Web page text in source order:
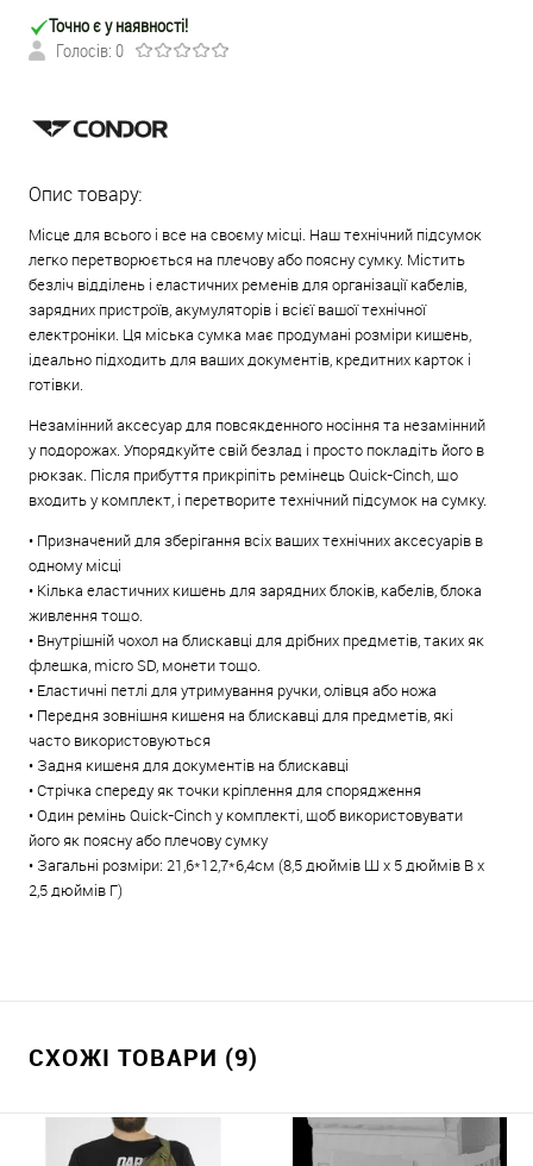
Точно є у наявності!
Голосів: 0
Опис товару:
Місце для всього і все на своєму місці. Наш технічний підсумок
легко перетворюється на плечову або поясну сумку. Містить
безліч відділень і еластичних ременів для організації кабелів,
зарядних пристроїв, акумуляторів і всієї вашої технічної
електроніки. Ця міська сумка має продумані розміри кишень,
ідеально підходить для ваших документів, кредитних карток і
готівки.
Незамінний аксесуар для повсякденного носіння та незамінний
у подорожах. Упорядкуйте свій безлад і просто покладіть його в
рюкзак. Після прибуття прикріпіть ремінець Quick-Cinch, що
входить у комплект, і перетворите технічний підсумок на сумку.
• Призначений для зберігання всіх ваших технічних аксесуарів в
одному місці
• Кілька еластичних кишень для зарядних блоків, кабелів, блока
живлення тощо.
• Внутрішній чохол на блискавці для дрібних предметів, таких як
флешка, micro SD, монети тощо.
• Еластичні петлі для утримування ручки, олівця або ножа
• Передня зовнішня кишеня на блискавці для предметів, які
часто використовуються
• Задня кишеня для документів на блискавці
• Стрічка спереду як точки кріплення для спорядження
• Один ремінь Quick-Cinch у комплекті, щоб використовувати
його як поясну або плечову сумку
• Загальні розміри: 21,6*12,7*6,4см (8,5 дюймів Ш x 5 дюймів В x
2,5 дюймів Г)
СХОЖІ ТОВАРИ (9)